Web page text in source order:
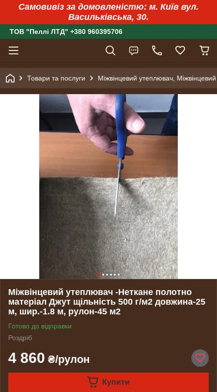
Самовивіз за домовленістю: м. Київ вул.
Васильківська, 30.
ТОВ "Пеллі ЛТД" +380 960395706
Товари та послуги Міжвінцевий утеплювач,
Міжвінцевий утеплювач -Неткане полотно
матеріал Джут щільність 500 г/м2 довжина-25
м, шир.-1.8 м, рулон-45 м2
Готово до відправки
Роздріб
4 860 ₴/рулон
Купити